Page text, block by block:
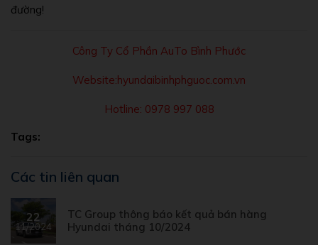
đường!
Công Ty Cổ Phần AuTo Bình Phước
Website:hyundaibinhphguoc.com.vn
Hotline: 0978 997 088
Tags:
Các tin liên quan
22
11/2024
TC Group thông báo kết quả bán hàng
Hyundai tháng 10/2024